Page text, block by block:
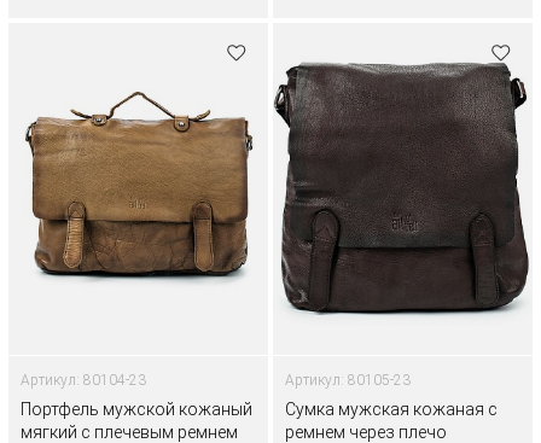
Артикул: 80104-23
Портфель мужской кожаный
мягкий с плечевым ремнем
Артикул: 80105-23
Сумка мужская кожаная с
ремнем через плечо